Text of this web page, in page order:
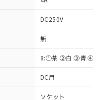
DC250V
無
8:①茶 ②白 ③青 ④黒
DC用
ソケット
き、同意のうえ
令（10物質）の
供可能な商品で
10物質）の非含
える予定のある
指令（10物質）の
対応品を出す予